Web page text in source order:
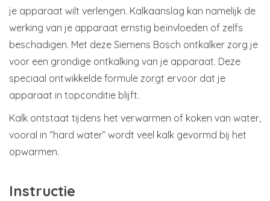
je apparaat wilt verlengen. Kalkaanslag kan namelijk de
werking van je apparaat ernstig beïnvloeden of zelfs
beschadigen. Met deze Siemens Bosch ontkalker zorg je
voor een grondige ontkalking van je apparaat. Deze
speciaal ontwikkelde formule zorgt ervoor dat je
apparaat in topconditie blijft.
Kalk ontstaat tijdens het verwarmen of koken van water,
vooral in “hard water” wordt veel kalk gevormd bij het
opwarmen.
Instructie